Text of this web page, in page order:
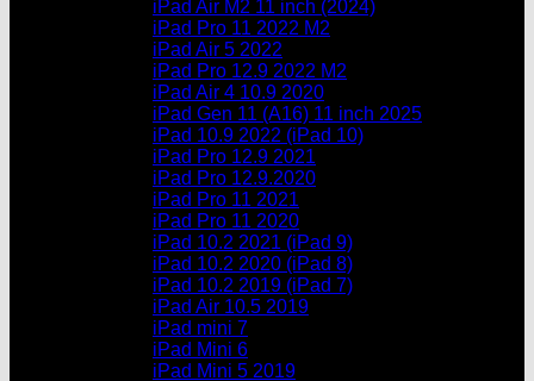
Chưa có sản phẩm trong giỏ hàng.
iPad Air M2 11 inch (2024)
iPad Pro 11 2022 M2
iPad Air 5 2022
iPad Pro 12.9 2022 M2
iPad Air 4 10.9 2020
iPad Gen 11 (A16) 11 inch 2025
iPad 10.9 2022 (iPad 10)
iPad Pro 12.9 2021
iPad Pro 12.9.2020
iPad Pro 11 2021
iPad Pro 11 2020
iPad 10.2 2021 (iPad 9)
iPad 10.2 2020 (iPad 8)
iPad 10.2 2019 (iPad 7)
iPad Air 10.5 2019
iPad mini 7
iPad Mini 6
iPad Mini 5 2019